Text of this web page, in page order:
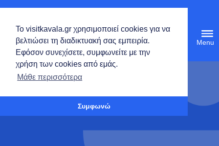
Ανοίξτε τη γραμμή εργαλείων
Το visitkavala.gr χρησιμοποιεί cookies για να
βελτιώσει τη διαδικτυακή σας εμπειρία.
Εφόσον συνεχίσετε, συμφωνείτε με την
χρήση των cookies από εμάς.
Μάθε περισσότερα
Συμφωνώ